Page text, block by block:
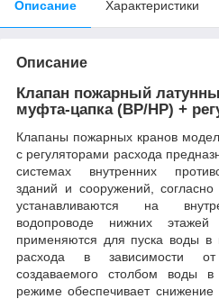
Описание Характеристики
Описание
Клапан пожарный
муфта-цапка (ВР/НР) +
Клапаны пожарных кранов
с регуляторами расхода
системах внутренних
зданий и сооружений,
устанавливаются на
водопроводе нижних
применяются для пуска воды в
расхода в зависимости от
создаваемого столбом воды в
режиме обеспечивает